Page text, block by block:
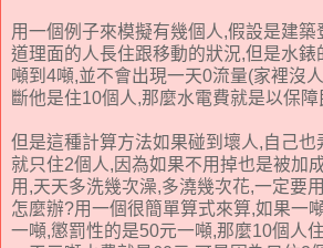
用一個例子來模擬有幾個人,假設是建築
道理面的人長住跟移動的狀況,但是水錶
噸到4噸,並不會出現一天0流量(家裡沒
斷他是住10個人,那麼水電費就是以保
但是這種計算方法如果碰到壞人,自己也
就只住2個人,因為如果不用掉也是被加
用,天天多洗幾次澡,多澆幾次花,一定要
怎麼辦?用一個很簡單算式來算,如果一
一噸,懲罰性的是50元一噸,那麼10個人